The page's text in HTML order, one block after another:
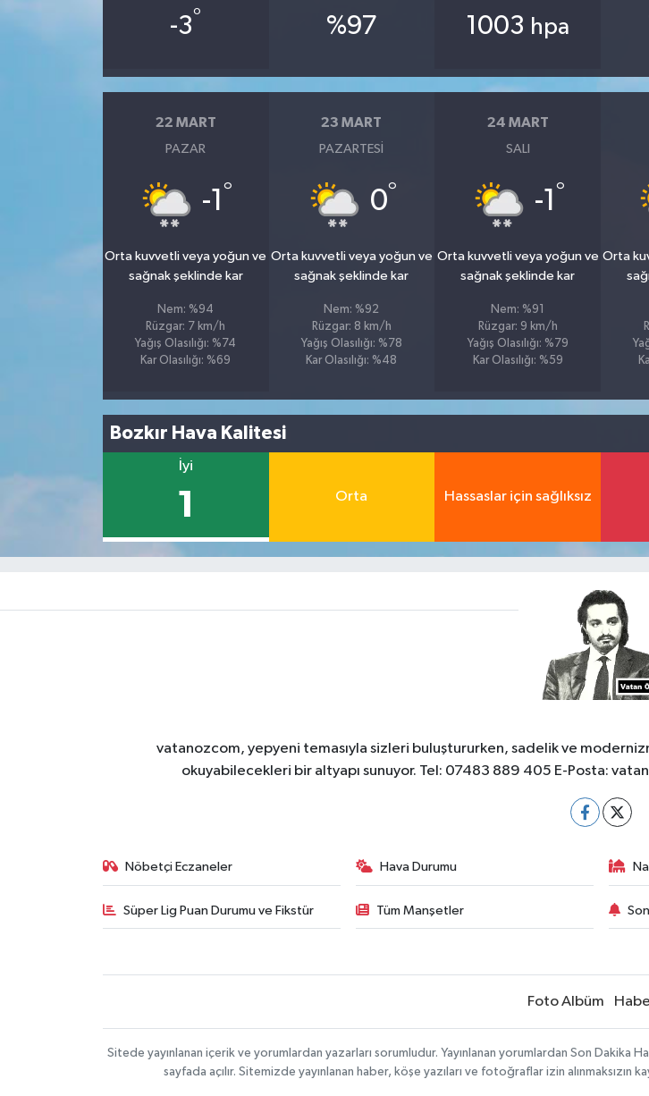
-3° %97 1003 hpa
22 MART
PAZAR
-1 °
Orta kuvvetli veya yoğun ve
sağnak şeklinde kar
Nem: %94
Rüzgar: 7 km/h
Yağış Olasılığı: %74
Kar Olasılığı: %69
23 MART
PAZARTESI
0°
Orta kuvvetli veya yoğun ve
sağnak şeklinde kar
Nem: %92
Rüzgar: 8 km/h
Yağış Olasılığı: %78
Kar Olasılığı: %48
24 MART
SALI
-1 °
Orta kuvvetli veya yoğun ve
sağnak şeklinde kar
Nem: %91
Rüzgar: 9 km/h
Yağış Olasılığı: %79
Kar Olasılığı: %59
Orta
Bozkır Hava Kalitesi
İyi
1 Orta Hassaslar için sağlıksız
vatanozcom, yepyeni temasıyla sizleri buluştururken, sadelik ve
okuyabilecekleri bir altyapı sunuyor. Tel: 07483 889 405 E-Posta:
Nöbetçi Eczaneler Hava Durumu
Süper Lig Puan Durumu ve Fikstür Tüm Manşetler
Foto Albüm
Sitede yayınlanan içerik ve yorumlardan yazarları sorumludur. Yayınlanan yorumlardan Son
sayfada açılır. Sitemizde yayınlanan haber, köşe yazıları ve fotoğraflar izin